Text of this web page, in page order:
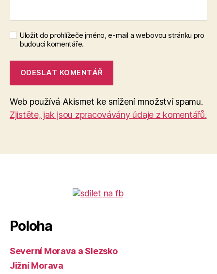
Uložit do prohlížeče jméno, e-mail a webovou stránku pro
budoucí komentáře.
Web používá Akismet ke snížení množství spamu.
Zjistěte, jak jsou zpracovávány údaje z komentářů.
Poloha
Severní Morava a Slezsko
Jižní Morava